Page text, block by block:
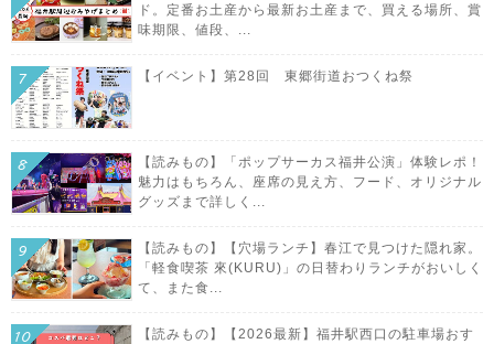
ド。定番お土産から最新お土産まで、買える場所、賞
味期限、値段、...
【イベント】第28回 東郷街道おつくね祭
【読みもの】「ポップサーカス福井公演」体験レポ！
魅力はもちろん、座席の見え方、フード、オリジナル
グッズまで詳しく...
【読みもの】【穴場ランチ】春江で見つけた隠れ家。
「軽食喫茶 來(KURU)」の日替わりランチがおいしく
て、また食...
【読みもの】【2026最新】福井駅西口の駐車場おす